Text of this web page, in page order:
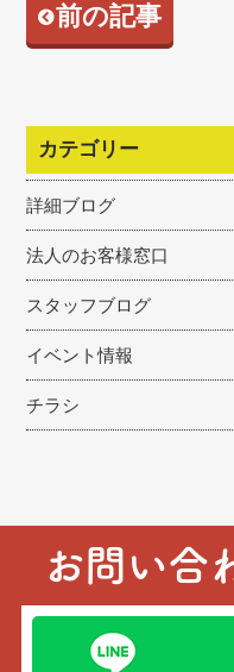
前の記事
カテゴリー
詳細ブログ
法人のお客様窓口
スタッフブログ
イベント情報
チラシ
お問い合